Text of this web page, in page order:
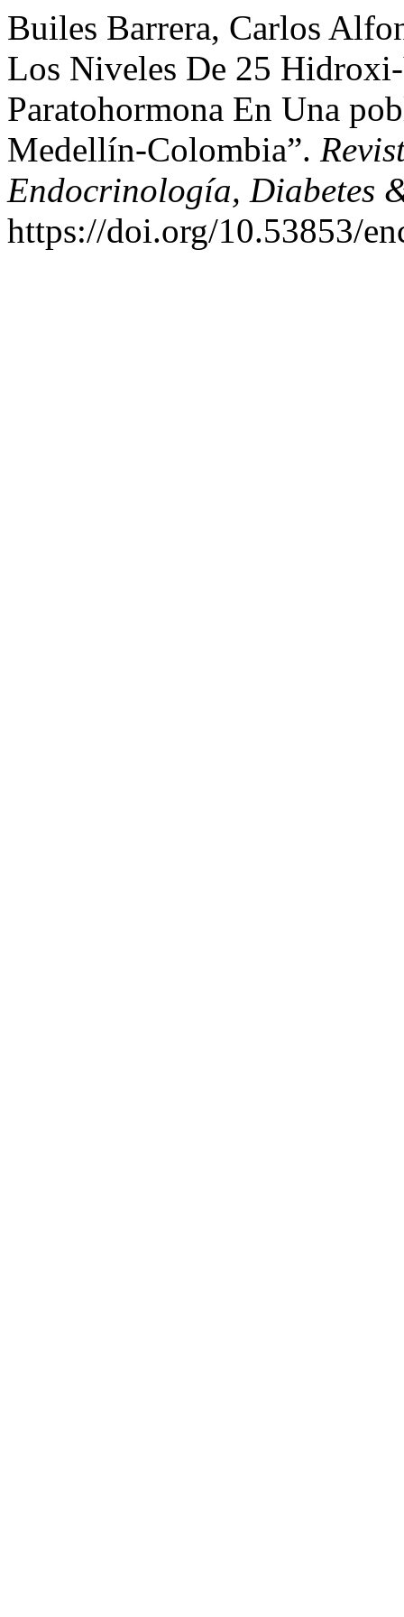
Builes Barrera, Carlos
Los Niveles De 25
Paratohormona En Una
Medellín-Colombia”.
Endocrinología, Diabetes
https://doi.org/10.53853/